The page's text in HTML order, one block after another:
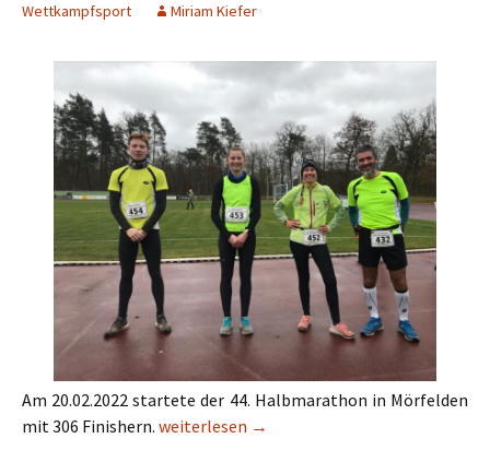
Wettkampfsport
Miriam Kiefer
Am 20.02.2022 startete der 44. Halbmarathon in Mörfelden
mit 306 Finishern. Sara & Raphael – lockere 21,1km Premiere
weiterlesen →